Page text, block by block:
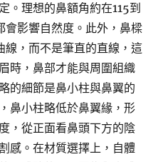
。理想的鼻額角約在115到
會影響自然度。此外，鼻樑
線，而不是筆直的直線，這
時，鼻部才能與周圍組織
的細節是鼻小柱與鼻翼的
鼻小柱略低於鼻翼緣，形
，從正面看鼻頭下方的陰
感。在材質選擇上，自體